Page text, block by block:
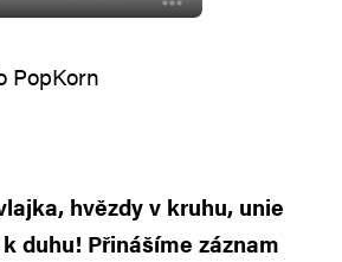
PopKorn
hvězdy v kruhu, unie
duhu! Přinášíme záznam